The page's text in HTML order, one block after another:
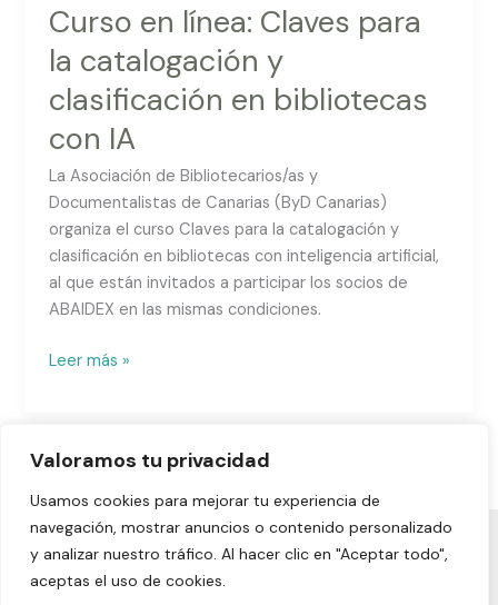
Valoramos tu privacidad
Usamos cookies para mejorar tu experiencia de
navegación, mostrar anuncios o contenido personalizado
y analizar nuestro tráfico. Al hacer clic en "Aceptar todo",
aceptas el uso de cookies.
Curso en línea: Claves para
la catalogación y
clasificación en bibliotecas
con IA
La Asociación de Bibliotecarios/as y
Documentalistas de Canarias (ByD Canarias)
organiza el curso Claves para la catalogación y
clasificación en bibliotecas con inteligencia artificial,
al que están invitados a participar los socios de
ABAIDEX en las mismas condiciones.
bibliotecas
con
Leer más »
Aviso legal|Política de privacidad|Política de cookies
Declaración de accesibilidad